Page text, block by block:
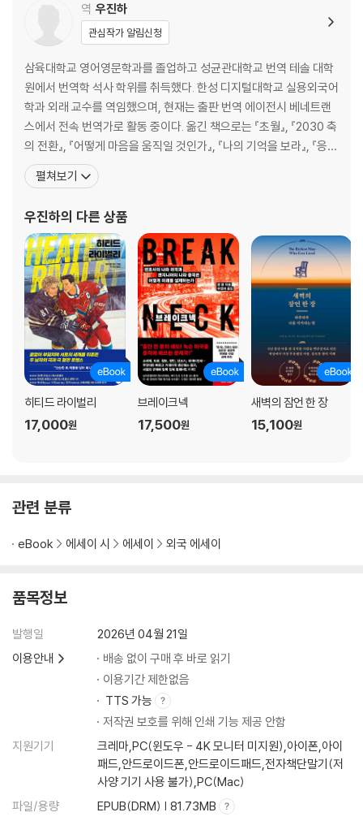
역 우진하
관심작가 알림신청
삼육대학교 영어영문학과를 졸업하고 성균관대학교 번역 테솔 대학
원에서 번역학 석사 학위를 취득했다. 한성 디지털대학교 실용외국어
학과 외래 교수를 역임했으며, 현재는 출판 번역 에이전시 베네트랜
스에서 전속 번역가로 활동 중이다. 옮긴 책으로는 『초월』, 『2030 축
의 전환』, 『어떻게 마음을 움직일 것인가』, 『나의 기억을 보라』, 『응급
실의 크리스마스』, 『노동, 성, 권력』, 『구스타프 소나타』, 『라이트 위
로스트』, 『빌리지 이펙트』, 『성난 군중으로부터 멀리』, 『동물농장-내
가 돼줄게』, 『크
펼쳐보기
우진하의 다른 상품
히티드 라이벌리
17,000원
브레이크넥
17,500원
새벽의 잠언 한 장
15,100원
관련 분류
eBook 에세이 시 에세이 외국 에세이
품목정보
발행일
2026년 04월 21일
이용안내
배송 없이 구매 후 바로 읽기
이용기간 제한없음
TTS 가능
저작권 보호를 위해 인쇄 기능 제공 안함
지원기기
크레마,PC(윈도우 - 4K 모니터 미지원),아이폰,아이
패드,안드로이드폰,안드로이드패드,전자책단말기(저
사양 기기 사용 불가),PC(Mac)
파일/용량
EPUB(DRM) | 81.73MB